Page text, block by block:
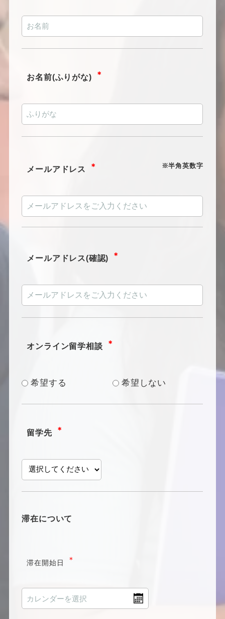
お名前(ふりがな) ＊
メールアドレス ＊ ※半角英数字
メールアドレス(確認) ＊
オンライン留学相談 ＊
希望する 希望しない
留学先 ＊
滞在について
滞在開始日 ＊